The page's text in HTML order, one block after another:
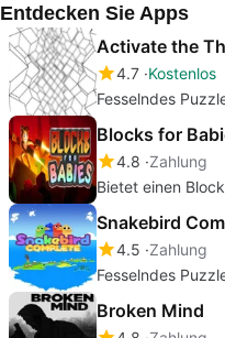
Entdecken Sie Apps
Activate the
4.7 Kostenlos
Fesselndes
Blocks for
4.8 Zahlung
Bietet einen
Snakebird
4.5 Zahlung
Fesselndes
Broken Mind